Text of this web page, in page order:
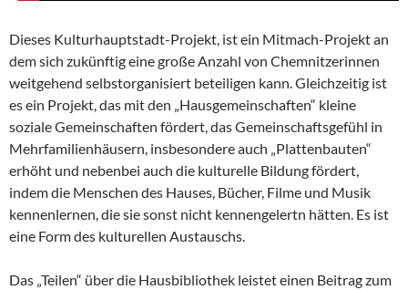
Dieses Kulturhauptstadt-Projekt, ist ein Mitmach-Projekt an
dem sich zukünftig eine große Anzahl von Chemnitzerinnen
weitgehend selbstorganisiert beteiligen kann. Gleichzeitig ist
es ein Projekt, das mit den „Hausgemeinschaften“ kleine
soziale Gemeinschaften fördert, das Gemeinschaftsgefühl in
Mehrfamilienhäusern, insbesondere auch „Plattenbauten“
erhöht und nebenbei auch die kulturelle Bildung fördert,
indem die Menschen des Hauses, Bücher, Filme und Musik
kennenlernen, die sie sonst nicht kennengelertn hätten. Es ist
eine Form des kulturellen Austauschs.
Das „Teilen“ über die Hausbibliothek leistet einen Beitrag zum